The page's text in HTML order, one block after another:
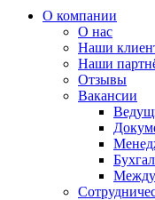
О компании
О нас
Наши
Наши
Отзывы
Вакансии